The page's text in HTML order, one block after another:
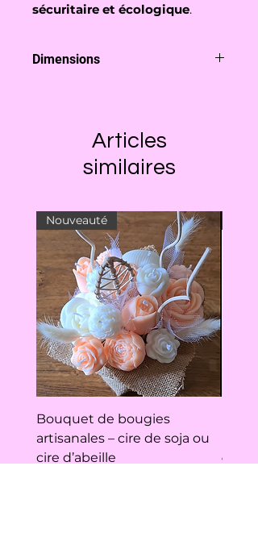
sécuritaire et écologique.
Dimensions
52cm de longueur totale)
Tour de cou (5-8 ans) :
A plat il mesure environ 28cm x
56cm de longueur totale)
Articles
similaires
Nouveauté
Bouquet de bougies
artisanales – cire de soja ou
cire d’abeille
Prix
9,00 €